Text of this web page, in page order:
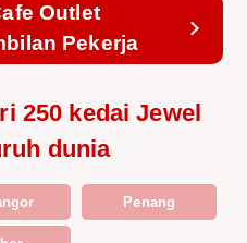
Outlet
Pekerja
250 kedai Jewel
dunia
Penang